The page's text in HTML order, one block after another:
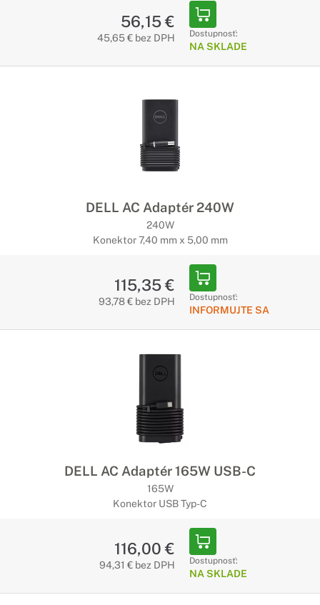
56,15 €
45,65 € bez DPH Dostupnosť:
NA SKLADE
DELL AC Adaptér 240W
240W
Konektor 7,40 mm x 5,00 mm
115,35 €
93,78 € bez DPH Dostupnosť:
INFORMUJTE SA
DELL AC Adaptér 165W USB-C
165W
Konektor USB Typ-C
116,00 €
94,31 € bez DPH Dostupnosť:
NA SKLADE